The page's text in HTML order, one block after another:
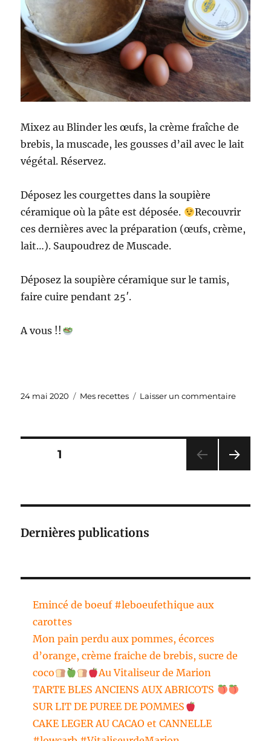
Mixez au Blinder les œufs, la crème fraîche de
brebis, la muscade, les gousses d’ail avec le lait
végétal. Réservez.
Déposez les courgettes dans la soupière
céramique où la pâte est déposée.
Recouvrir
ces dernières avec la préparation (œufs, crème,
lait…). Saupoudrez de Muscade.
Déposez la soupière céramique sur le tamis,
faire cuire pendant 25′.
A vous !!
Publié
24 mai 2020 Catégories
Mes recettes Laisser un commentairesur
aux
de
Pagination
publications
PAGE1
ANT
Dernières publications
Emincé de boeuf #leboeufethique aux
carottes
Mon pain perdu aux pommes, écorces
d’orange, crème fraiche de brebis, sucre de
coco
Au Vitaliseur de Marion
TARTE BLES ANCIENS AUX ABRICOTS
SUR LIT DE PUREE DE POMMES
CAKE LEGER AU CACAO et CANNELLE